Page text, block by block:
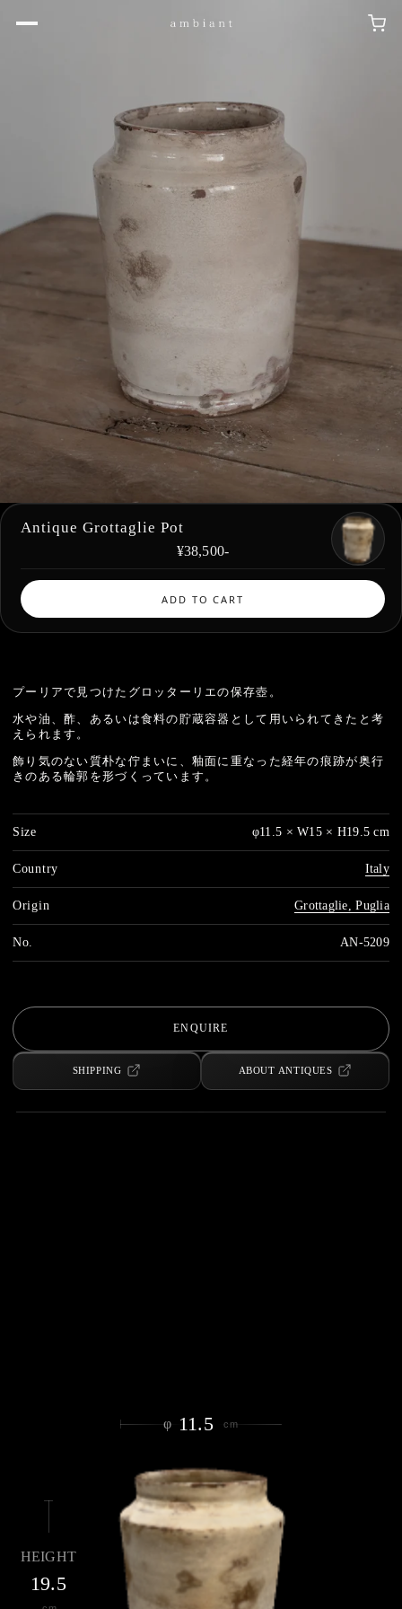
Antique Grottaglie Pot
¥38,500-
ADD TO CART
プーリアで見つけたグロッターリエの保存壺。
水や油、酢、あるいは食料の貯蔵容器として用いられてきたと考
えられます。
飾り気のない質朴な佇まいに、 釉面に重なった経年の痕跡が奥行
きのある輪郭を形づくっています。
Size φ11.5 × W15 × H19.5 cm
Country Italy
Origin Grottaglie, Puglia
No. AN-5209
ENQUIRE
SHIPPING ABOUT ANTIQUES
φ 11.5 cm
HEIGHT
19.5